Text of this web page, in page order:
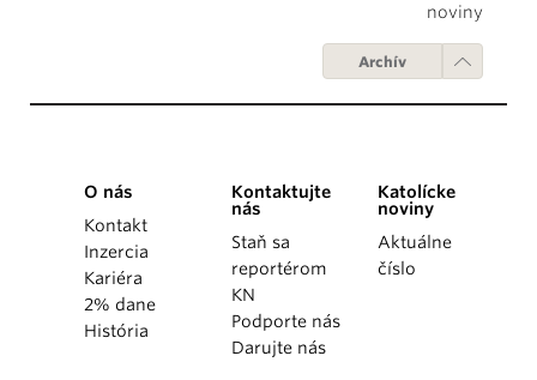
noviny
Archív
O nás
Kontakt
Inzercia
Kariéra
2% dane
História
Kontaktujte
nás
Staň sa
reportérom
KN
Podporte nás
Darujte nás
Katolícke
noviny
Aktuálne
číslo